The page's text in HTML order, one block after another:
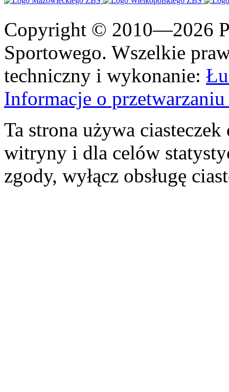
Copyright © 2010—2026
Sportowego. Wszelkie
techniczny i wykonanie:
Informacje o
Ta strona używa
witryny i dla celów
zgody, wyłącz obsługę